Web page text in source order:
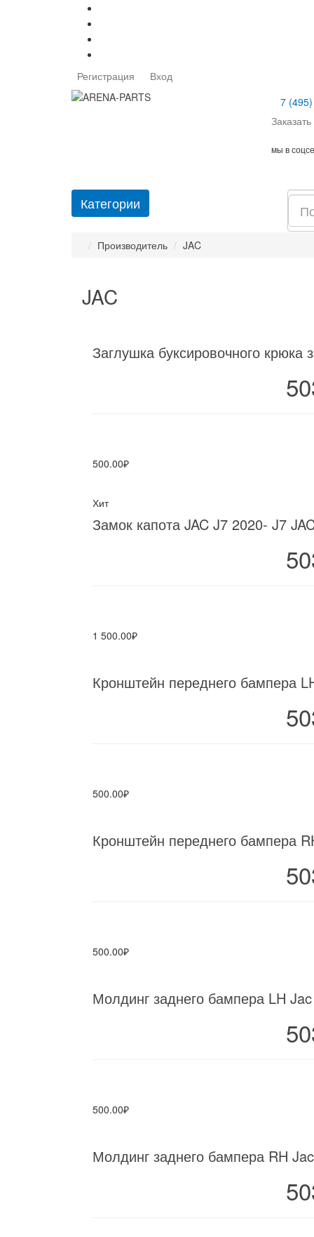
Регистрация
Вход
7
мы в
Категории
Производитель JAC
JAC
Заглушка буксировочного крюка
500.00₽
Хит
Замок капота JAC J7 2020- J7
1 500.00₽
Кронштейн переднего бампера
500.00₽
Кронштейн переднего бампера
500.00₽
Молдинг заднего бампера LH
500.00₽
Молдинг заднего бампера RH